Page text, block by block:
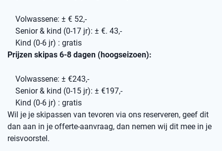
Volwassene: ± € 52,-
Senior & kind (0-17 jr): ± €. 43,-
Kind (0-6 jr) : gratis
Prijzen skipas 6-8 dagen (hoogseizoen):
Volwassene: ± €243,-
Senior & kind (0-15 jr): ± €197,-
Kind (0-6 jr) : gratis
Wil je je skipassen van tevoren via ons reserveren, geef dit
dan aan in je offerte-aanvraag, dan nemen wij dit mee in je
reisvoorstel.